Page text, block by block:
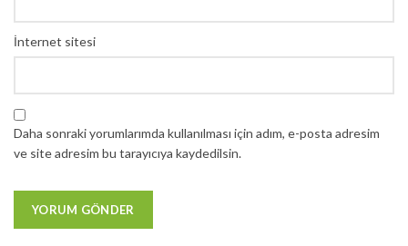
İnternet sitesi
Daha sonraki yorumlarımda kullanılması için adım, e-posta adresim
ve site adresim bu tarayıcıya kaydedilsin.